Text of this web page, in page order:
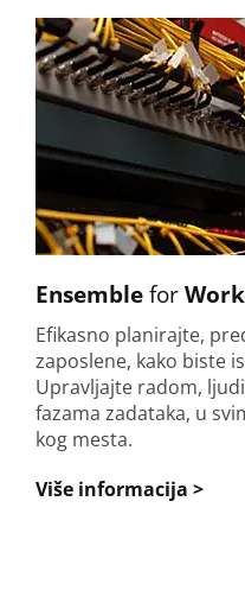
Ensemblefor
Efikasno planirajte,
zaposlene, kako biste
Upravljajte radom,
fazama zadataka, u
kog mesta.
Više informacija >